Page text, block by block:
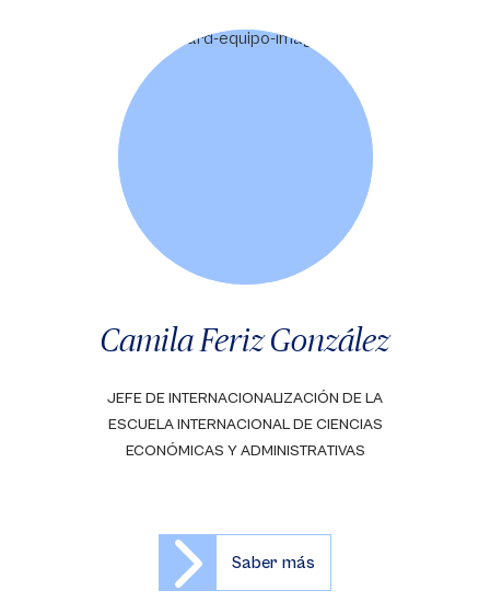
Camila Feriz González
JEFE DE INTERNACIONALIZACIÓN DE LA
ESCUELA INTERNACIONAL DE CIENCIAS
ECONÓMICAS Y ADMINISTRATIVAS
Saber más